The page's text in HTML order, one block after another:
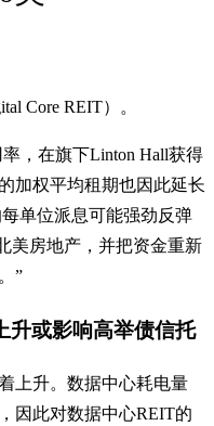
Core REIT）。
，在旗下Linton Hall获得
加权平均租期也因此延长
单位派息可能强劲反弹
美房地产，并把资金重新
”
升或影响高举债信托
上升。数据中心耗电量
因此对数据中心REIT的